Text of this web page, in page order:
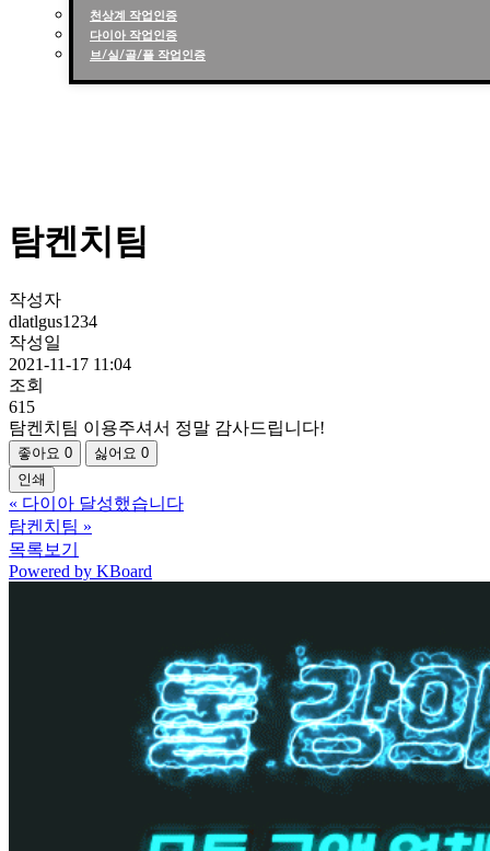
천상계 작업인증
다이아 작업인증
브/실/골/플 작업인증
탐켄치팀
작성자
dlatlgus1234
작성일
2021-11-17 11:04
조회
615
탐켄치팀 이용주셔서 정말 감사드립니다!
좋아요 0 싫어요 0
인쇄
« 다이아 달성했습니다
탐켄치팀 »
목록보기
Powered by KBoard